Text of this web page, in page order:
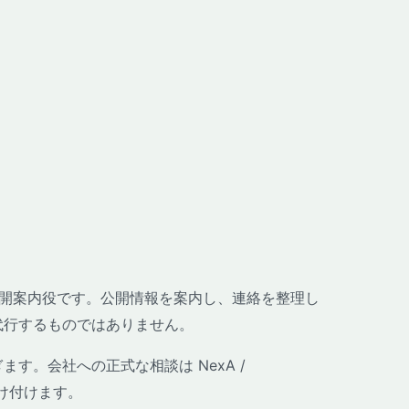
案内役です。公開情報を案内し、連絡を整理し
するものではありません。
す。会社への正式な相談は NexA /
けます。